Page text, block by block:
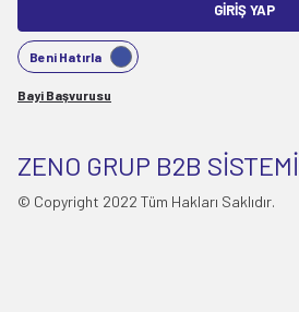
GIRIŞ YAP
Beni Hatırla
Bayi Başvurusu
ZENO GRUP B2B SİSTEMİ
© Copyright 2022 Tüm Hakları Saklıdır.